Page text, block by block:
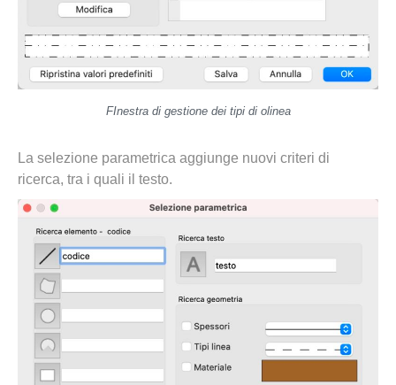
FInestra di gestione dei tipi di olinea
La selezione parametrica aggiunge nuovi criteri di
ricerca, tra i quali il testo.